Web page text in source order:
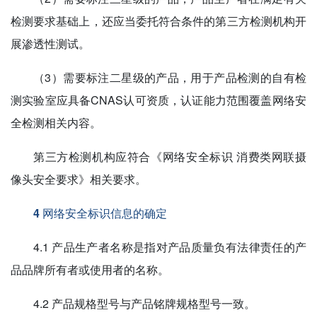
检测要求基础上，还应当委托符合条件的第三方检测机构开
展渗透性测试。
（3）需要标注二星级的产品，用于产品检测的自有检
测实验室应具备CNAS认可资质，认证能力范围覆盖网络安
全检测相关内容。
第三方检测机构应符合《网络安全标识 消费类网联摄
像头安全要求》相关要求。
4 网络安全标识信息的确定
4.1 产品生产者名称是指对产品质量负有法律责任的产
品品牌所有者或使用者的名称。
4.2 产品规格型号与产品铭牌规格型号一致。